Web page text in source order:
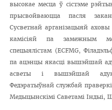
высокае месца ў сістэме
прысвойваюцца пасля
Сусветнай арганізацыяй
камісіяй па замежным
спецыялістам (ECFMG,
па ацэнцы якасці вышэйшай
асветы і вышэйшай
Федэратыўнай службай
Медыцынскімі Саветамі Індыі,